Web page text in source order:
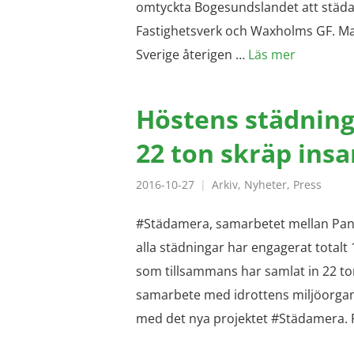
omtyckta Bogesundslandet att
Fastighetsverk och Waxholms GF.
Sverige återigen … Läs mer
Höstens
22 ton skräp
2016-10-27 Arkiv, Nyheter, Press
#Städamera, samarbetet mellan
alla städningar har engagerat
som tillsammans har samlat in 22
samarbete med idrottens
med det nya projektet